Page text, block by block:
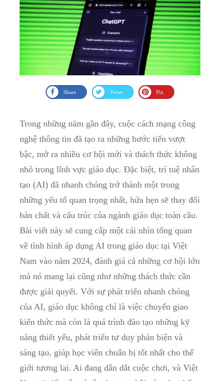
Share Tweet Pin
Trong những năm gần đây, cuộc cách mạng công
nghệ thông tin đã tạo ra những bước tiến vượt
bậc, mở ra nhiều cơ hội mới và thách thức không
nhỏ trong lĩnh vực giáo dục. Đặc biệt, trí tuệ nhân
tạo (AI) đã nhanh chóng trở thành một trong
những yếu tố quan trọng nhất, hứa hẹn sẽ thay đổi
bản chất và cấu trúc của ngành giáo dục toàn cầu.
Bài viết này sẽ cung cấp một cái nhìn tổng quan
về tình hình áp dụng AI trong giáo dục tại Việt
Nam vào năm 2024, đánh giá cả những cơ hội lớn
mà nó mang lại cũng như những thách thức cần
được giải quyết. Với sự phát triển nhanh chóng
của AI, giáo dục không chỉ là việc chuyển giao
kiến thức mà còn là quá trình đào tạo những kỹ
năng thiết yếu, phát triển tư duy phản biện và
sáng tạo, giúp học viên chuẩn bị tốt nhất cho thế
giới tương lai. Ai đang dẫn dắt cuộc chơi, và Việt